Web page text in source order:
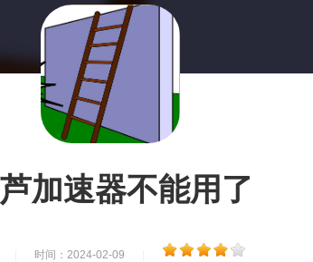
加速器不能用了
时间：2024-02-09